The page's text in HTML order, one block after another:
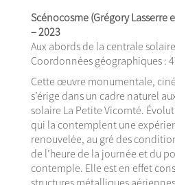
Scénocosme (Grégory Lasserre
– 2023
Aux abords de la centrale
Coordonnées géographiques :
Cette œuvre monumentale,
s’érige dans un cadre naturel
solaire La Petite Vicomté.
qui la contemplent une
renouvelée, au gré des
de l’heure de la journée et du
contemple. Elle est en effet